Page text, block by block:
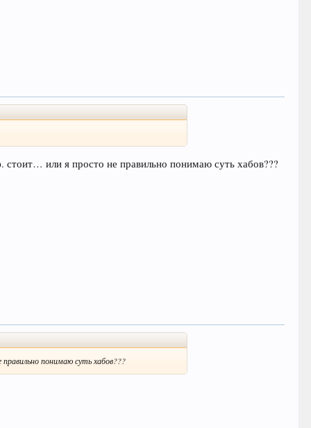
или я просто не правильно понимаю суть хабов???
понимаю суть хабов???